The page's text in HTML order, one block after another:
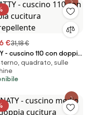
€31,18 €
- cuscino 110 con doppia
idrorepellente
quadrato, sulle